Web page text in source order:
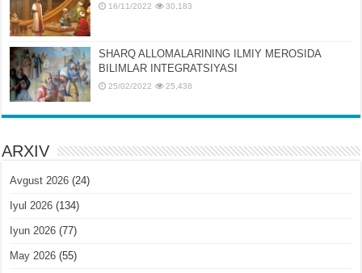
16/11/2022 30,183
SHARQ ALLOMALARINING ILMIY MЕROSIDA
BILIMLAR INTЕGRATSIYASI
25/02/2022 25,438
ARXIV
Avgust 2026 (24)
Iyul 2026 (134)
Iyun 2026 (77)
May 2026 (55)